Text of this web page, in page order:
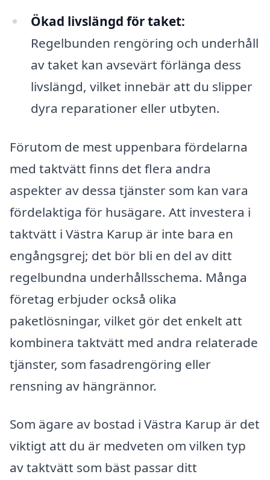
Ökad livslängd för taket:
Regelbunden rengöring och underhåll
av taket kan avsevärt förlänga dess
livslängd, vilket innebär att du slipper
dyra reparationer eller utbyten.
Förutom de mest uppenbara fördelarna
med taktvätt finns det flera andra
aspekter av dessa tjänster som kan vara
fördelaktiga för husägare. Att investera i
taktvätt i Västra Karup är inte bara en
engångsgrej; det bör bli en del av ditt
regelbundna underhållsschema. Många
företag erbjuder också olika
paketlösningar, vilket gör det enkelt att
kombinera taktvätt med andra relaterade
tjänster, som fasadrengöring eller
rensning av hängrännor.
Som ägare av bostad i Västra Karup är det
viktigt att du är medveten om vilken typ
av taktvätt som bäst passar ditt